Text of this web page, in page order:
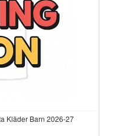
Kläder Barn 2026-27